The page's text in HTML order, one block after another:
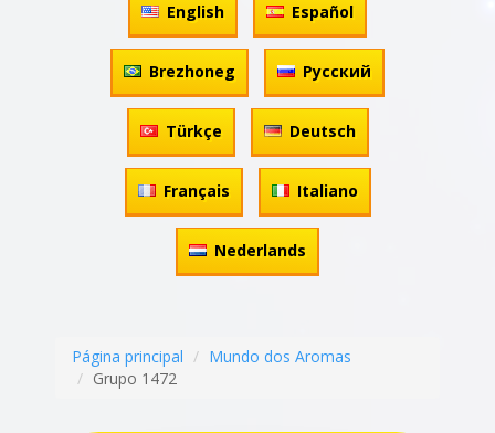
English Español
Brezhoneg Русский
Türkçe Deutsch
Français Italiano
Nederlands
Página principal
Mundo dos Aromas
Grupo 1472